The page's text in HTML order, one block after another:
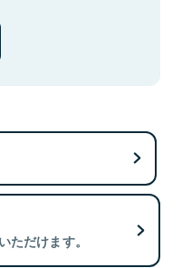
ただけます。